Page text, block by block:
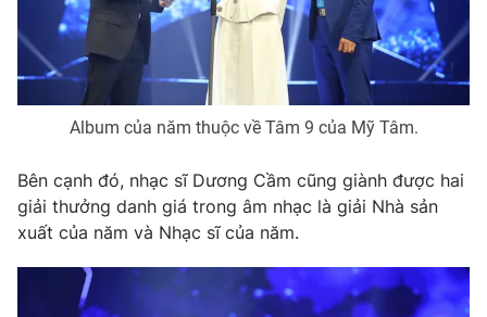
Chuyên mục khác
Emagazine Podcast
Infographic
Video Shorts video
VTV Money VTV Thể thao
VTV Sức khoẻ Bất động sản
Album của năm thuộc về Tâm 9 của Mỹ Tâm.
Bên cạnh đó, nhạc sĩ Dương Cầm cũng giành được hai
giải thưởng danh giá trong âm nhạc là giải Nhà sản
xuất của năm và Nhạc sĩ của năm.